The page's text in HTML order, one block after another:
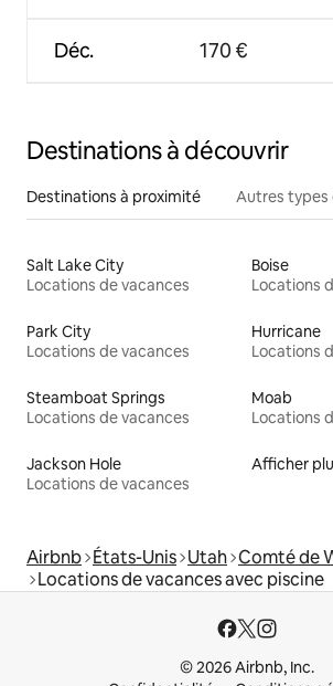
Déc. 170 €
Destinations à découvrir
Destinations à proximité Autres types
Salt Lake City
Locations de vacances
Boise
Locations
Park City
Locations de vacances
Hurricane
Locations
Steamboat Springs
Locations de vacances
Moab
Locations
Jackson Hole
Locations de vacances
Afficher
Airbnb États-Unis Utah Comté de
Locations de vacances avec piscine
© 2026 Airbnb, Inc.